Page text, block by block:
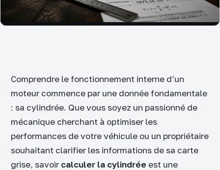
Comprendre le fonctionnement interne d’un
moteur commence par une donnée fondamentale
: sa cylindrée. Que vous soyez un passionné de
mécanique cherchant à optimiser les
performances de votre véhicule ou un propriétaire
souhaitant clarifier les informations de sa carte
grise, savoir calculer la cylindrée est une